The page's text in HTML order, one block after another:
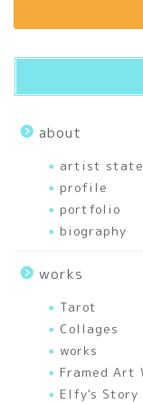
about
artist
profile
portfolio
biography
works
Tarot
Collages
works
Framed Art
Elfy's Story